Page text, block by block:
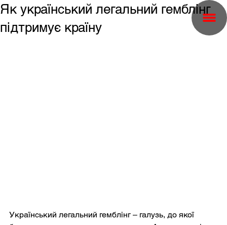
Як український легальний гемблінг
підтримує країну
Український легальний гемблінг – галузь, до якої